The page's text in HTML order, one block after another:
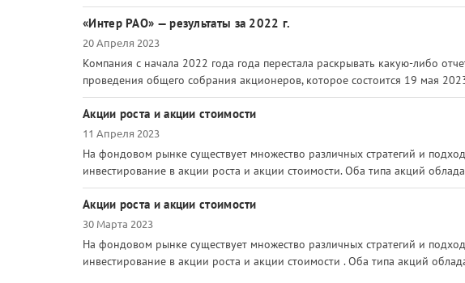
«Интер РАО» — результаты за 2022 г.
20 Апреля 2023
Компания с начала 2022 года года перестала раскрывать какую-либо
проведения общего собрания акционеров, которое состоится 19 мая
Акции роста и акции стоимости
11 Апреля 2023
На фондовом рынке существует множество различных стратегий и
инвестирование в акции роста и акции стоимости. Оба типа акций
Акции роста и акции стоимости
30 Марта 2023
На фондовом рынке существует множество различных стратегий и
инвестирование в акции роста и акции стоимости . Оба типа акций